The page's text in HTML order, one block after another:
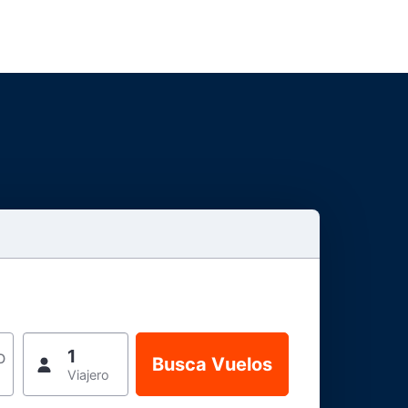
1
Viajero